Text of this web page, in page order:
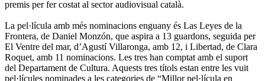
premis per fer costat al sector audiovisual català.
La pel·lícula amb més nominacions enguany és Las Leyes de la
Frontera, de Daniel Monzón, que aspira a 13 guardons, seguida per
El Ventre del mar, d’Agustí Villaronga, amb 12, i Libertad, de Clara
Roquet, amb 11 nominacions. Les tres han comptat amb el suport
del Departament de Cultura. Aquests tres títols estan entre les vuit
pel·lícules nominades a les categories de “Millor pel·lícula en